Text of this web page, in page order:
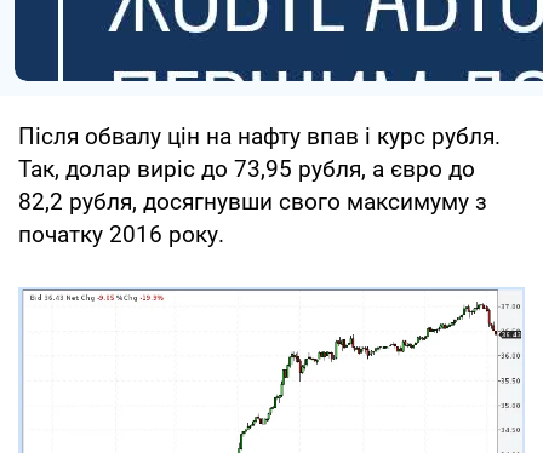
Після обвалу цін на нафту впав і курс рубля.
Так, долар виріс до 73,95 рубля, а євро до
82,2 рубля, досягнувши свого максимуму з
початку 2016 року.